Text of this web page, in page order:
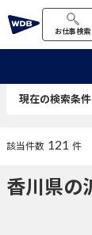
お仕事検索
現在の検索条件
該当件数 121 件
香川県の